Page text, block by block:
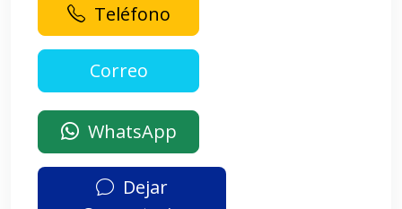
Teléfono
WhatsApp
Dejar